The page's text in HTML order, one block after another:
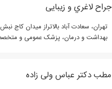
جراح لاغري و زیبایی
تهران، سعادت آباد بالاتراز ميدان كاج نبش خيابان نوروزى۵
بهداشت و درمان، پزشک عمومی و
مطب دکتر عباس ولی زاده